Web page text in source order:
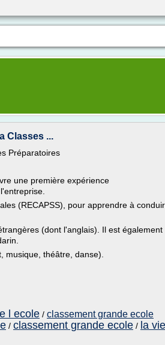
Classes ...
Préparatoires
une première expérience
(RECAPSS), pour apprendre à
(dont l'anglais). Il est également
musique, théâtre, danse).
l ecole / classement grande ecole
/ classement grande ecole / la vie